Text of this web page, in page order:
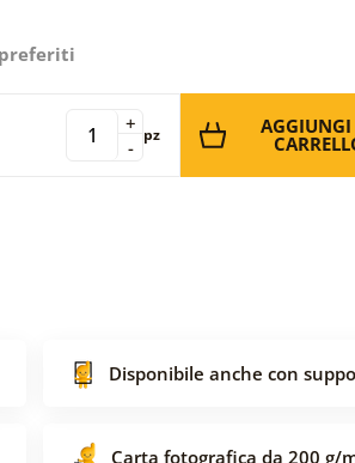
-
+ pz AGGIUNGI
Disponibile anche con
Carta fotografica da 200 g/